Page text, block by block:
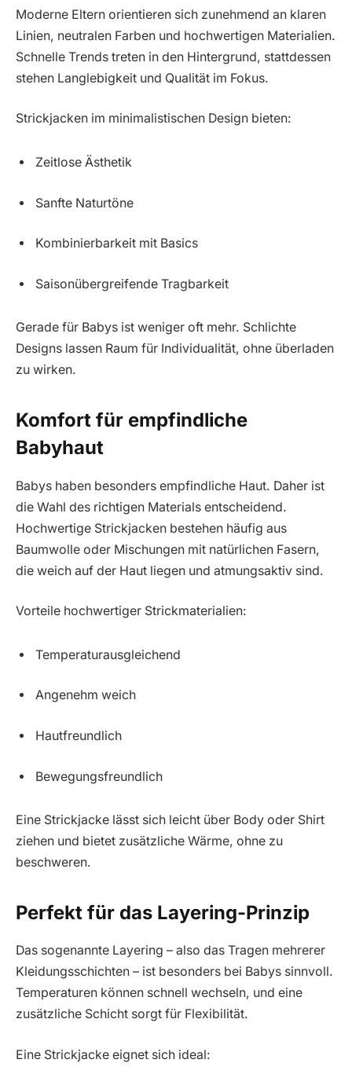
Moderne Eltern orientieren sich zunehmend an klaren
Linien, neutralen Farben und hochwertigen Materialien.
Schnelle Trends treten in den Hintergrund, stattdessen
stehen Langlebigkeit und Qualität im Fokus.
Strickjacken im minimalistischen Design bieten:
Zeitlose Ästhetik
Sanfte Naturtöne
Kombinierbarkeit mit Basics
Saisonübergreifende Tragbarkeit
Gerade für Babys ist weniger oft mehr. Schlichte
Designs lassen Raum für Individualität, ohne überladen
zu wirken.
Komfort für empfindliche
Babyhaut
Babys haben besonders empfindliche Haut. Daher ist
die Wahl des richtigen Materials entscheidend.
Hochwertige Strickjacken bestehen häufig aus
Baumwolle oder Mischungen mit natürlichen Fasern,
die weich auf der Haut liegen und atmungsaktiv sind.
Vorteile hochwertiger Strickmaterialien:
Temperaturausgleichend
Angenehm weich
Hautfreundlich
Bewegungsfreundlich
Eine Strickjacke lässt sich leicht über Body oder Shirt
ziehen und bietet zusätzliche Wärme, ohne zu
beschweren.
Perfekt für das Layering-Prinzip
Das sogenannte Layering – also das Tragen mehrerer
Kleidungsschichten – ist besonders bei Babys sinnvoll.
Temperaturen können schnell wechseln, und eine
zusätzliche Schicht sorgt für Flexibilität.
Eine Strickjacke eignet sich ideal: